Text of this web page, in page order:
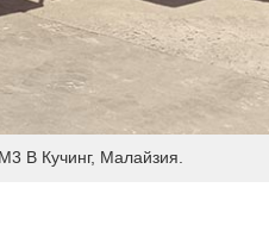
В Кучинг, Малайзия.